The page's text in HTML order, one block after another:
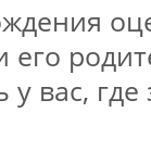
вас, где